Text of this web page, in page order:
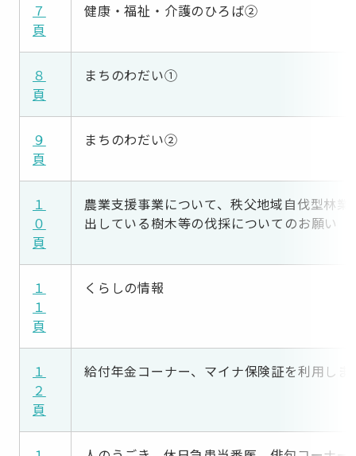
７
頁
健康・福祉・介護のひろば②
８
頁
まちのわだい①
９
頁
まちのわだい②
１
０
頁
農業支援事業について、秩父地域自伐型林
出している樹木等の伐採についてのお願い
１
１
頁
くらしの情報
１
２
頁
給付年金コーナー、マイナ保険証を利用し